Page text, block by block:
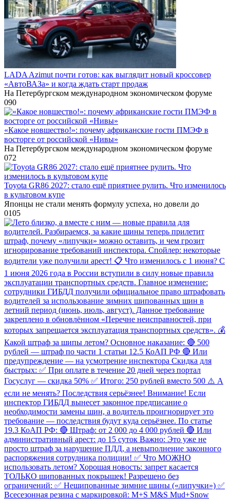
LADA Azimut почти готов: как выглядит новый кроссовер
«АвтоВАЗа» и когда ждать старт продаж
На Петербургском международном экономическом форуме
090
«Какое новшество!»: почему африканские гости ПМЭФ в
восторге от российской «Нивы»
На Петербургском международном экономическом форуме
072
Toyota GR86 2027: стало ещё приятнее рулить. Что изменилось
в культовом купе
Японцы не стали менять формулу успеха, но довели до
0105